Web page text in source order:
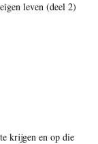
leven (deel 2)
krijgen en op die